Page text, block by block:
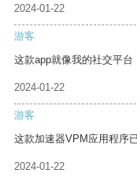
2024-01-22
游客
这款app就像我的社交平台
2024-01-22
游客
这款加速器VPM应用程序
2024-01-22